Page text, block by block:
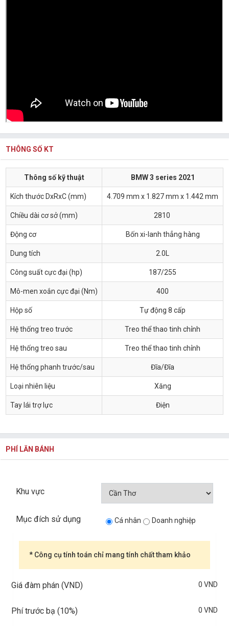
THÔNG SỐ KT
Thông số kỹ thuật BMW 3 series 2021
Kích thước DxRxC (mm) 4.709 mm x 1.827 mm x 1.442 mm
Chiều dài cơ sở (mm) 2810
Động cơ Bốn xi-lanh thẳng hàng
Dung tích 2.0L
Công suất cực đại (hp) 187/255
Mô-men xoắn cực đại (Nm) 400
Hộp số Tự động 8 cấp
Hệ thống treo trước Treo thể thao tinh chỉnh
Hệ thống treo sau Treo thể thao tinh chỉnh
Hệ thống phanh trước/sau Đĩa/Đĩa
Loại nhiên liệu Xăng
Tay lái trợ lực Điện
PHÍ LĂN BÁNH
Khu vực
Mục đích sử dụng Cá nhân Doanh nghiệp
* Công cụ tính toán chỉ mang tính chất tham khảo
Giá đàm phán (VND) 0 VND
Phí trước bạ (10%) 0 VND